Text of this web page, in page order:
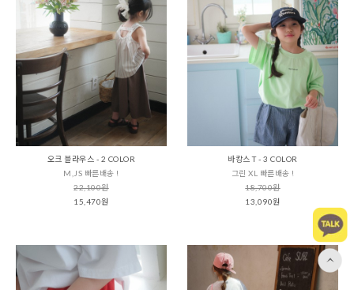
오크 블라우스 - 2 COLOR
M,JS 빠른배송 !
22,100원
15,470원
바캉스 T - 3 COLOR
그린 XL 빠른배송 !
18,700원
13,090원